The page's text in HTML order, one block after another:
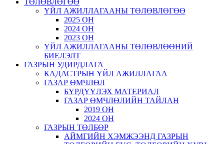
ТӨЛӨВЛӨГӨӨ
ҮЙЛ АЖИЛЛАГААНЫ ТӨЛӨВЛӨГӨӨ
2025 ОН
2024 ОН
2023 ОН
ҮЙЛ АЖИЛЛАГААНЫ ТӨЛӨВЛӨӨНИЙ
БИЕЛЭЛТ
ГАЗРЫН УДИРДЛАГА
КАДАСТРЫН ҮЙЛ АЖИЛЛАГАА
ГАЗАР ӨМЧЛӨЛ
БҮРДҮҮЛЭХ МАТЕРИАЛ
ГАЗАР ӨМЧЛӨЛИЙН ТАЙЛАН
2019 ОН
2024 ОН
ГАЗРЫН ТӨЛБӨР
АЙМГИЙН ХЭМЖЭЭНД ГАЗРЫН